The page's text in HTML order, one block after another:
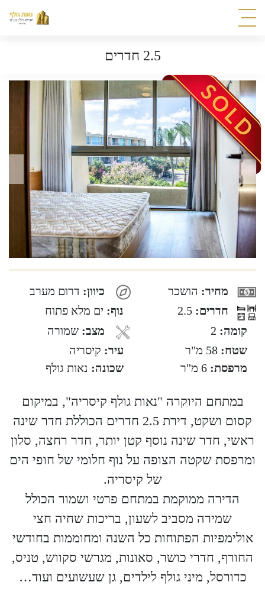
2.5 חדרים
מחיר: הושכר כיוון: דרום מערב
חדרים: 2.5 נוף: ים מלא פתוח
קומה: 2 מצב: שמורה
שטח: 58 מ"ר עיר: קיסריה
מרפסת: 6 מ"ר שכונה: נאות גולף
במתחם היוקרה "נאות גולף קיסריה", במיקום
קסום ושקט, דירת 2.5 חדרים הכוללת חדר שינה
ראשי, חדר שינה נוסף קטן יותר, חדר רחצה, סלון
ומרפסת שקטה הצופה על נוף חלומי של חופי הים
של קיסריה.
הדירה ממוקמת במתחם פרטי ושמור הכולל
שמירה מסביב לשעון, בריכות שחיה חצי
אולימפיות הפתוחות כל השנה ומחוממות בחודשי
החורף, חדרי כושר, סאונות, מגרשי סקווש, טניס,
כדורסל, מיני גולף לילדים, גן שעשועים ועוד…